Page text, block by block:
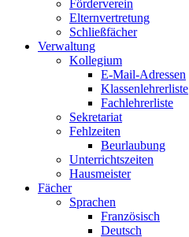
Förderverein
Elternvertretung
Schließfächer
Verwaltung
Kollegium
E-Mail-Adressen
Klassenlehrerliste
Fachlehrerliste
Sekretariat
Fehlzeiten
Beurlaubung
Unterrichtszeiten
Hausmeister
Fächer
Sprachen
Französisch
Deutsch